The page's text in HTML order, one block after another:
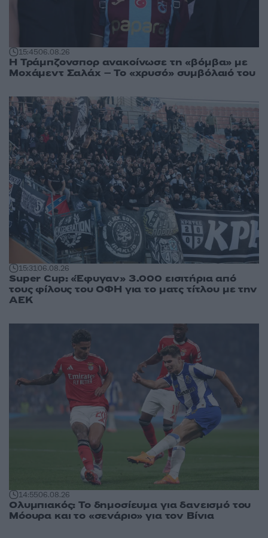
15:4506.08.26
Η Τράμπζονσπορ ανακοίνωσε τη «βόμβα» με
Μοχάμεντ Σαλάχ – Το «χρυσό» συμβόλαιό του
15:3106.08.26
Super Cup: «Έφυγαν» 3.000 εισιτήρια από
τους φίλους του ΟΦΗ για το ματς τίτλου με την
ΑΕΚ
14:5506.08.26
Ολυμπιακός: Το δημοσίευμα για δανεισμό του
Μόουρα και το «σενάριο» για τον Βίνια